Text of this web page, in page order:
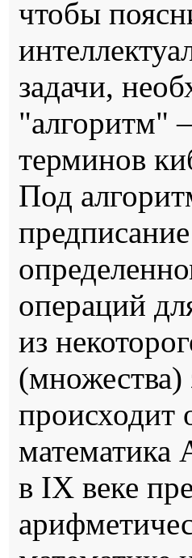
чтобы
задачи,
"алгоритм"
терминов
Под
операций
из
(множества)
происходит
математика
в IX веке